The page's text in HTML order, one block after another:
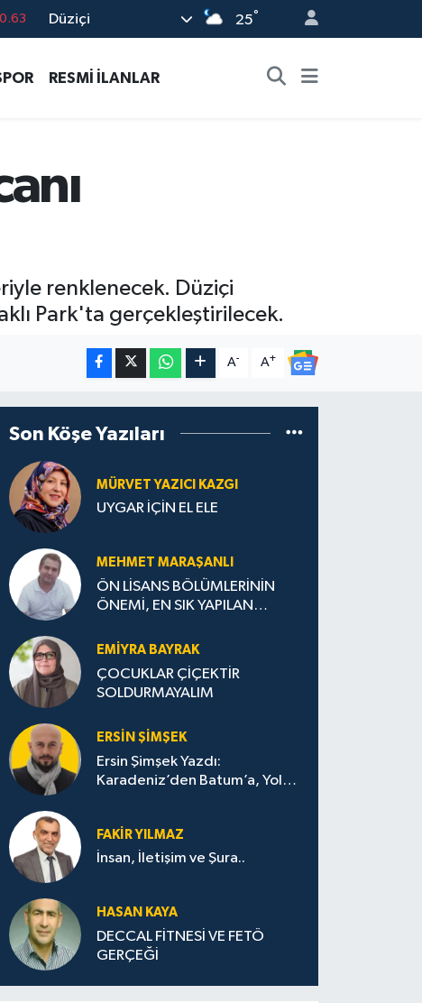
%0
%0
Düziçi 25°
RESMİ İLANLAR
renklenecek. Düziçi
Park'ta gerçekleştirilecek.
A- A+
Son Köşe Yazıları
MÜRVET YAZICI KAZGI
UYGAR İÇİN EL ELE
MEHMET MARAŞANLI
ÖN LİSANS BÖLÜMLERİNİN
ÖNEMİ, EN SIK YAPILAN
STRATEJİLERİ
EMIYRA BAYRAK
ÇOCUKLAR ÇİÇEKTİR
SOLDURMAYALIM
ERSIN ŞIMŞEK
Ersin Şimşek Yazdı:
Karadeniz’den Batum’a, Yolun
FAKIR YILMAZ
İnsan, İletişim ve Şura..
HASAN KAYA
DECCAL FİTNESİ VE FETÖ
GERÇEĞİ